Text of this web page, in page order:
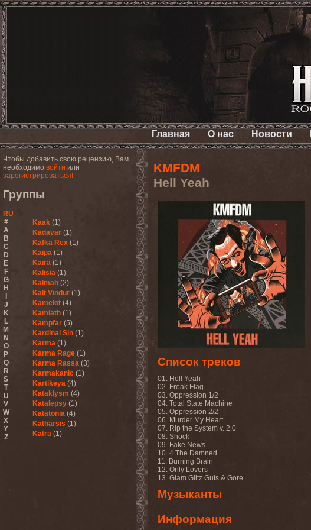
Главная О нас Новости
Чтобы добавить свою рецензию, Вам
необходимо войти или
зарегистрироваться!
Группы
RU
#
A
B
C
D
E
F
G
H
J
K
L
M
N
O
P
Q
R
S
T
U
V
W
X
Y
Z
Kaak (1)
Kadavar (1)
Kafka Rex (1)
Kaipa (1)
Kaira (1)
Kalisia (1)
Kalmah (2)
Kalt Vindur (1)
Kamelot (4)
Kamlath (1)
Kampfar (5)
Kardinal Sin (1)
Karma (1)
Karma Rage (1)
Karma Rassa (3)
Karmakanic (1)
Kartikeya (4)
Kataklysm (4)
Katalepsy (1)
Katatonia (4)
Katharsis (1)
Katra (1)
KMFDM
Hell Yeah
Список треков
01. Hell Yeah
02. Freak Flag
03. Oppression 1/2
04. Total State Machine
05. Oppression 2/2
06. Murder My Heart
07. Rip the System v. 2.0
08. Shock
09. Fake News
10. 4 The Damned
11. Burning Brain
12. Only Lovers
13. Glam Glitz Guts & Gore
Музыканты
Информация